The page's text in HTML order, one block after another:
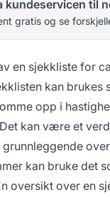
kundeservicen til
gratis og se
en sjekkliste for
kan brukes
opp i
kan være et
grunnleggende
kan bruke det
oversikt over en